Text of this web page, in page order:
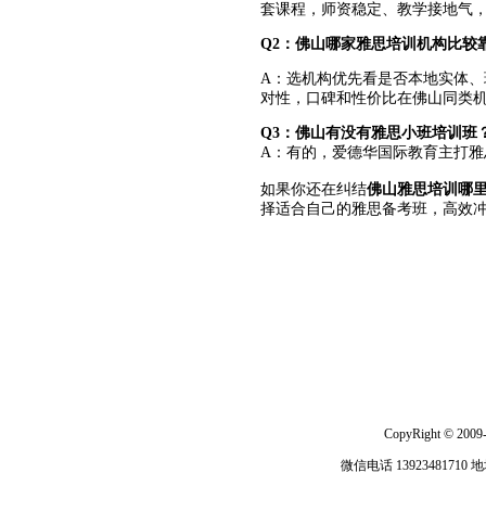
套课程，师资稳定、教学接地气
Q2：佛山哪家雅思培训机构比较
A：选机构优先看是否本地实体
对性，口碑和性价比在佛山同类
Q3：佛山有没有雅思小班培训班
A：有的，爱德华国际教育主打
如果你还在纠结佛山雅思培训哪
择适合自己的雅思备考班，高效
CopyRight ©
微信电话 13923481710 地